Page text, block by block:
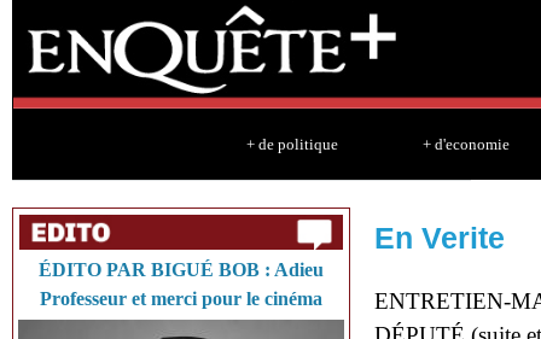
+ de politique + d'economie
ÉDITO PAR BIGUÉ BOB : Adieu
Professeur et merci pour le cinéma
En Verite
ENTRETIEN-